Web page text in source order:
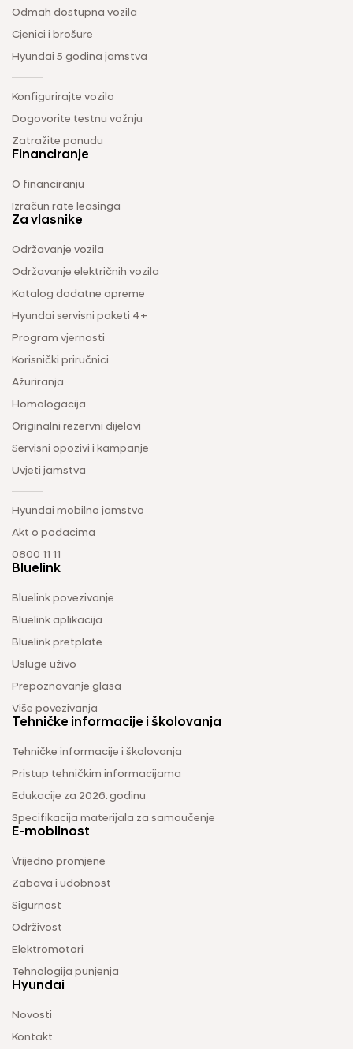
Odmah dostupna vozila
Cjenici i brošure
Hyundai 5 godina jamstva
Konfigurirajte vozilo
Dogovorite testnu vožnju
Zatražite ponudu
Financiranje
O financiranju
Izračun rate leasinga
Za vlasnike
Održavanje vozila
Održavanje električnih vozila
Katalog dodatne opreme
Hyundai servisni paketi 4+
Program vjernosti
Korisnički priručnici
Ažuriranja
Homologacija
Originalni rezervni dijelovi
Servisni opozivi i kampanje
Uvjeti jamstva
Hyundai mobilno jamstvo
Akt o podacima
0800 11 11
Bluelink
Bluelink povezivanje
Bluelink aplikacija
Bluelink pretplate
Usluge uživo
Prepoznavanje glasa
Više povezivanja
Tehničke informacije i školovanja
Tehničke informacije i školovanja
Pristup tehničkim informacijama
Edukacije za 2026. godinu
Specifikacija materijala za samoučenje
E-mobilnost
Vrijedno promjene
Zabava i udobnost
Sigurnost
Održivost
Elektromotori
Tehnologija punjenja
Hyundai
Novosti
Kontakt